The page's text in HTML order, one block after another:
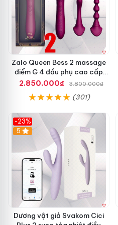
Zalo Queen Bess 2 massage
điểm G 4 đầu phụ cao cấp
sạc tiện lợi
2.850.000₫ 3.800.000₫
(301)
-23%
5
Dương vật giả Svakom Cici